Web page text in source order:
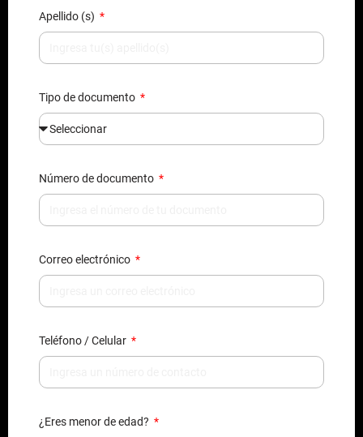
Apellido (s)
Tipo de documento
Número de documento
Correo electrónico
Teléfono / Celular
¿Eres menor de edad?